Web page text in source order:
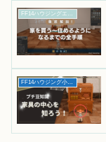
FF14ハウジング小技・テクニック集